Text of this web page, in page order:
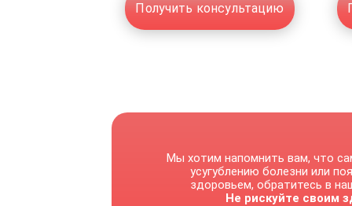
Получить консультацию
Мы хотим напомнить вам, что
усугублению болезни или
здоровьем, обратитесь в
Не рискуйте своим